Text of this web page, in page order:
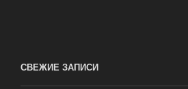
СВЕЖИЕ ЗАПИСИ